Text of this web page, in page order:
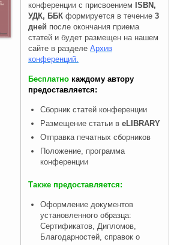
конференции с присвоением ISBN,
УДК, ББКформируется в течение3
дней после окончания приема
статей и будет размещен на нашем
сайте в разделе Архив
конференций.
Бесплатно каждому автору
предоставляется:
Сборник статей конференции
Размещение статьи в eLIBRARY
Отправка печатных сборников
Положение, программа
конференции
Также предоставляется:
Оформление документов
установленного образца:
Сертификатов, Дипломов,
Благодарностей, справок о